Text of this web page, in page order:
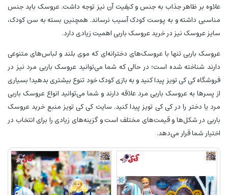
علاوه بر ظاهر جذاب به جنس و کیفیت آن نیز توجه داشت. عروسک باید جنس
مناسبی داشته و به پوست کودک آسیب نرساند. همچنین بسته به سن کودک،
سایز عروسک نیز در خرید عروسک باربی اهمیت زیادی دارد.
عروسک باربی تنها با عروسک‌های دخترانه‌ای که موی بلند و لباس‌های متنوعی
دارند شناخته شده است؛ در حالی که شما می‌توانید عروسک باربی مرد نیز در
فروشگاه کی کی تویز پیدا کنید و به بازی کودک خود تنوع بیشتری بدهید! بسیاری
از پسرها به عروسک باربی مرد علاقه دارند و شما می‌توانید انواع عروسک باربی
مرد یا دختر را در کی کی تویز پیدا کنید. سایت کی کی تویز منبع خرید عروسک
باربی در شکل‌ها و قیمت‌های مختلف است و گزینه‌های زیادی را برای انتخاب در
اختیار شما قرار می‌دهد.